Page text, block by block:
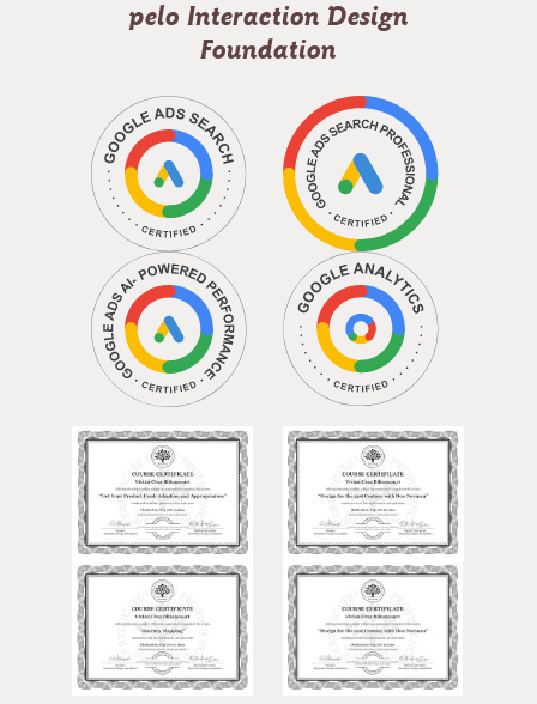
pelo Interaction Design
Foundation